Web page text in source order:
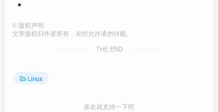
© 版权声明
文章版权归作者所有，未经允许请勿转载。
THE END
Linux
喜欢就支持一下吧